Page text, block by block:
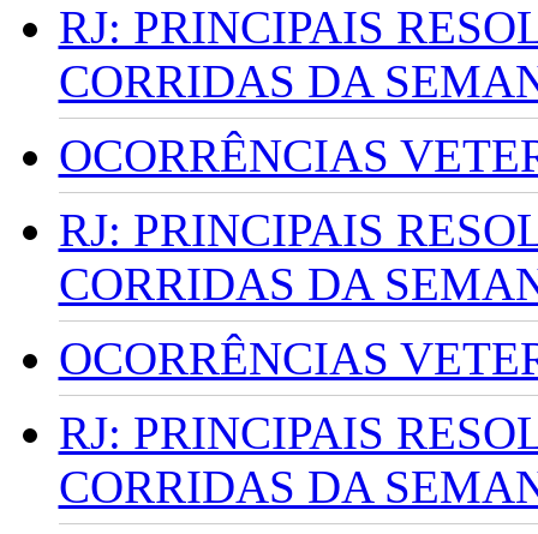
RJ: PRINCIPAIS
CORRIDAS DA
OCORRÊNCIAS
RJ: PRINCIPAIS
CORRIDAS DA
OCORRÊNCIAS
RJ: PRINCIPAIS
CORRIDAS DA